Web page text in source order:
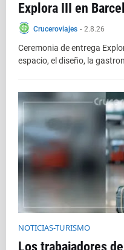
Explora III en
Cruceroviajes - 2.8.26
Ceremonia de entrega
espacio, el diseño, la
NOTICIAS-TURISMO
Los trabajadores